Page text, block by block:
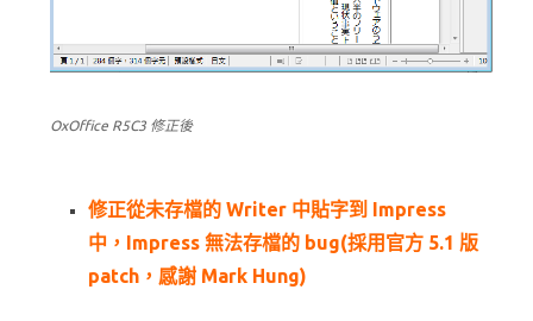
OxOffice R5C3 修正後
修正從未存檔的 Writer 中貼字到 Impress
中，Impress 無法存檔的 bug(採用官方 5.1 版
patch，感謝 Mark Hung)